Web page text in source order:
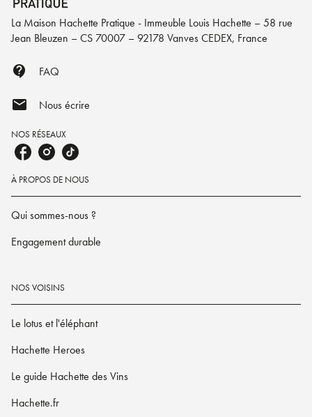
La Maison Hachette Pratique - Immeuble Louis Hachette – 58 rue
Jean Bleuzen – CS 70007 – 92178 Vanves CEDEX, France
contact_support FAQ
mail Nous écrire
NOS RÉSEAUX
À PROPOS DE NOUS
Qui sommes-nous ?
Engagement durable
NOS VOISINS
Le lotus et l'éléphant
Hachette Heroes
Le guide Hachette des Vins
Hachette.fr